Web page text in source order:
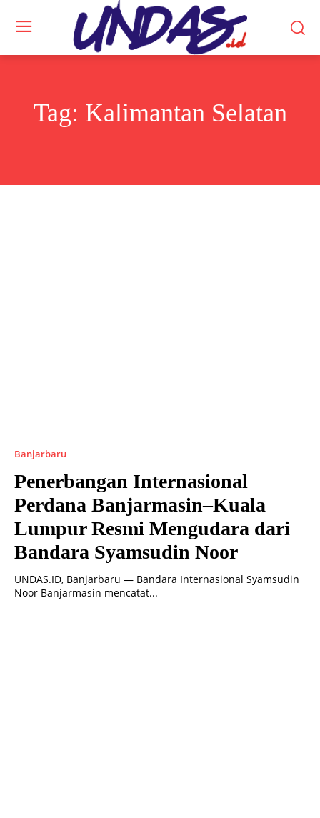
Tag: Kalimantan Selatan
Banjarbaru
Penerbangan Internasional
Perdana Banjarmasin–Kuala
Lumpur Resmi Mengudara dari
Bandara Syamsudin Noor
UNDAS.ID, Banjarbaru — Bandara Internasional Syamsudin
Noor Banjarmasin mencatat...